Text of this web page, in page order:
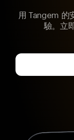
用 Tangem 的
驗。立